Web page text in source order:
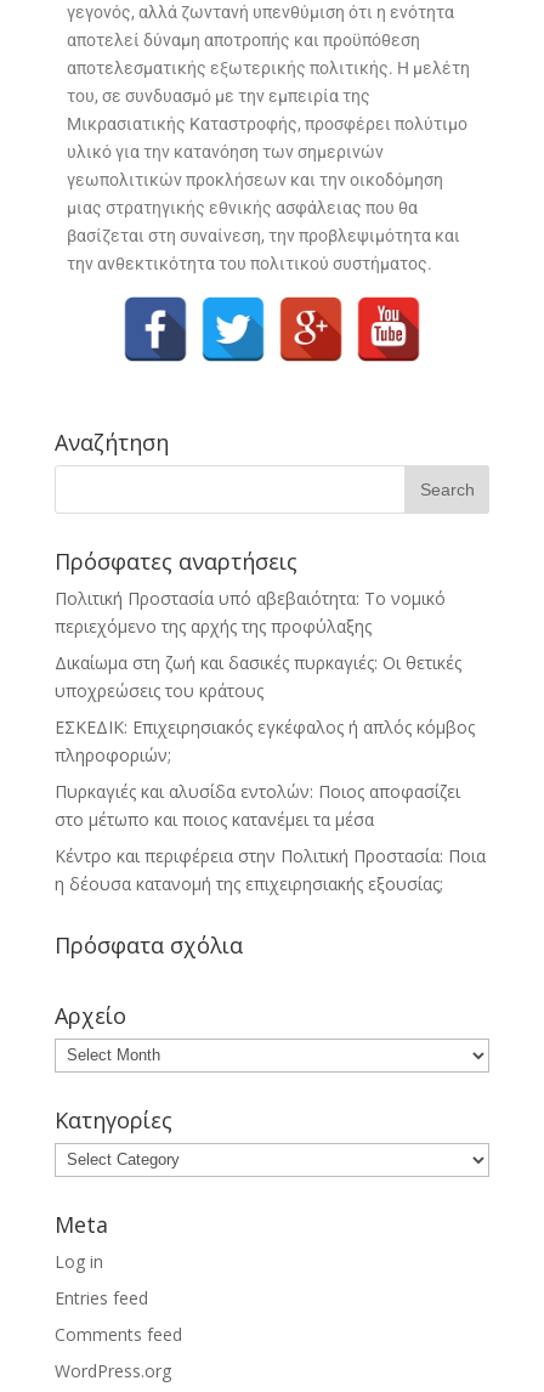
γεγονός, αλλά ζωντανή υπενθύμιση ότι η ενότητα
αποτελεί δύναμη αποτροπής και προϋπόθεση
αποτελεσματικής εξωτερικής πολιτικής. Η μελέτη
του, σε συνδυασμό με την εμπειρία της
Μικρασιατικής Καταστροφής, προσφέρει πολύτιμο
υλικό για την κατανόηση των σημερινών
γεωπολιτικών προκλήσεων και την οικοδόμηση
μιας στρατηγικής εθνικής ασφάλειας που θα
βασίζεται στη συναίνεση, την προβλεψιμότητα και
την ανθεκτικότητα του πολιτικού συστήματος.
Αναζήτηση
Πρόσφατες αναρτήσεις
Πολιτική Προστασία υπό αβεβαιότητα: Το νομικό
περιεχόμενο της αρχής της προφύλαξης
Δικαίωμα στη ζωή και δασικές πυρκαγιές: Οι θετικές
υποχρεώσεις του κράτους
ΕΣΚΕΔΙΚ: Επιχειρησιακός εγκέφαλος ή απλός κόμβος
πληροφοριών;
Πυρκαγιές και αλυσίδα εντολών: Ποιος αποφασίζει
στο μέτωπο και ποιος κατανέμει τα μέσα
Κέντρο και περιφέρεια στην Πολιτική Προστασία: Ποια
η δέουσα κατανομή της επιχειρησιακής εξουσίας;
Πρόσφατα σχόλια
Αρχείο
Κατηγορίες
Meta
Log in
Entries feed
Comments feed
WordPress.org